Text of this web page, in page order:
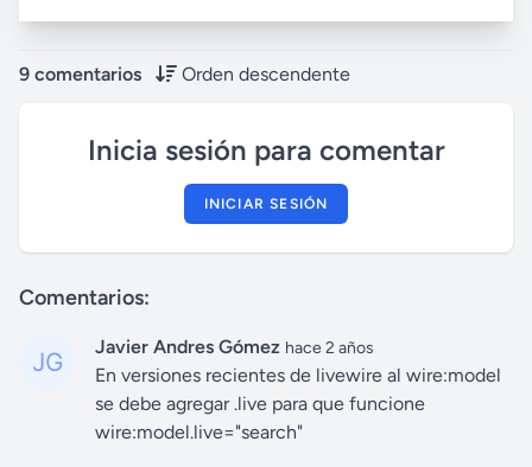
9 comentarios Orden descendente
Inicia sesión para comentar
INICIAR SESIÓN
Comentarios:
Javier Andres Gómez hace 2 años
En versiones recientes de livewire al wire:model
se debe agregar .live para que funcione
wire:model.live="search"